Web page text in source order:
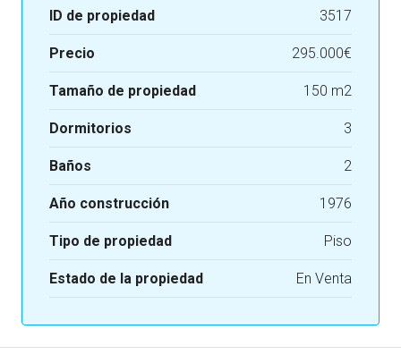
ID de propiedad 3517
Precio 295.000€
Tamaño de propiedad 150 m2
Dormitorios 3
Baños 2
Año construcción 1976
Tipo de propiedad Piso
Estado de la propiedad En Venta